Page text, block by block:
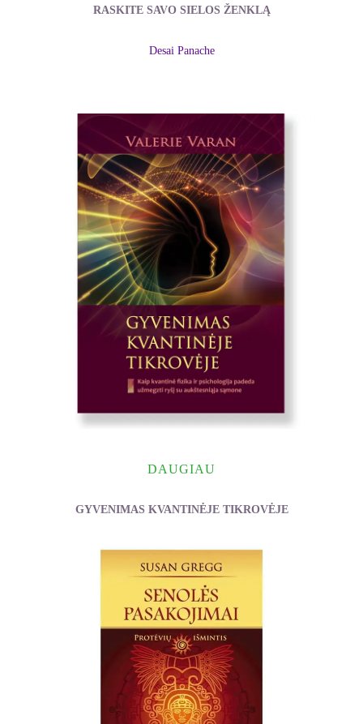
RASKITE SAVO SIELOS ŽENKLĄ
Desai Panache
DAUGIAU
GYVENIMAS KVANTINĖJE TIKROVĖJE
Varan Valerie